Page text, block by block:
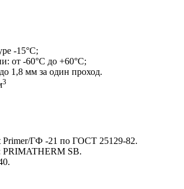
-15°С;
от -60°С до +60°С;
1,8 мм за один проход.
3
ГФ -21 по ГОСТ 25129-82.
PRIMATHERM SB.